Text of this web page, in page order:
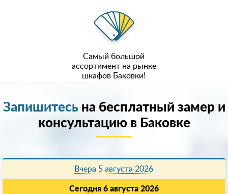
Самый большой
ассортимент на рынке
шкафов Баковки!
Запишитесьна бесплатный замер и
консультацию в Баковке
Вчера 5 августа 2026
Сегодня 6 августа 2026